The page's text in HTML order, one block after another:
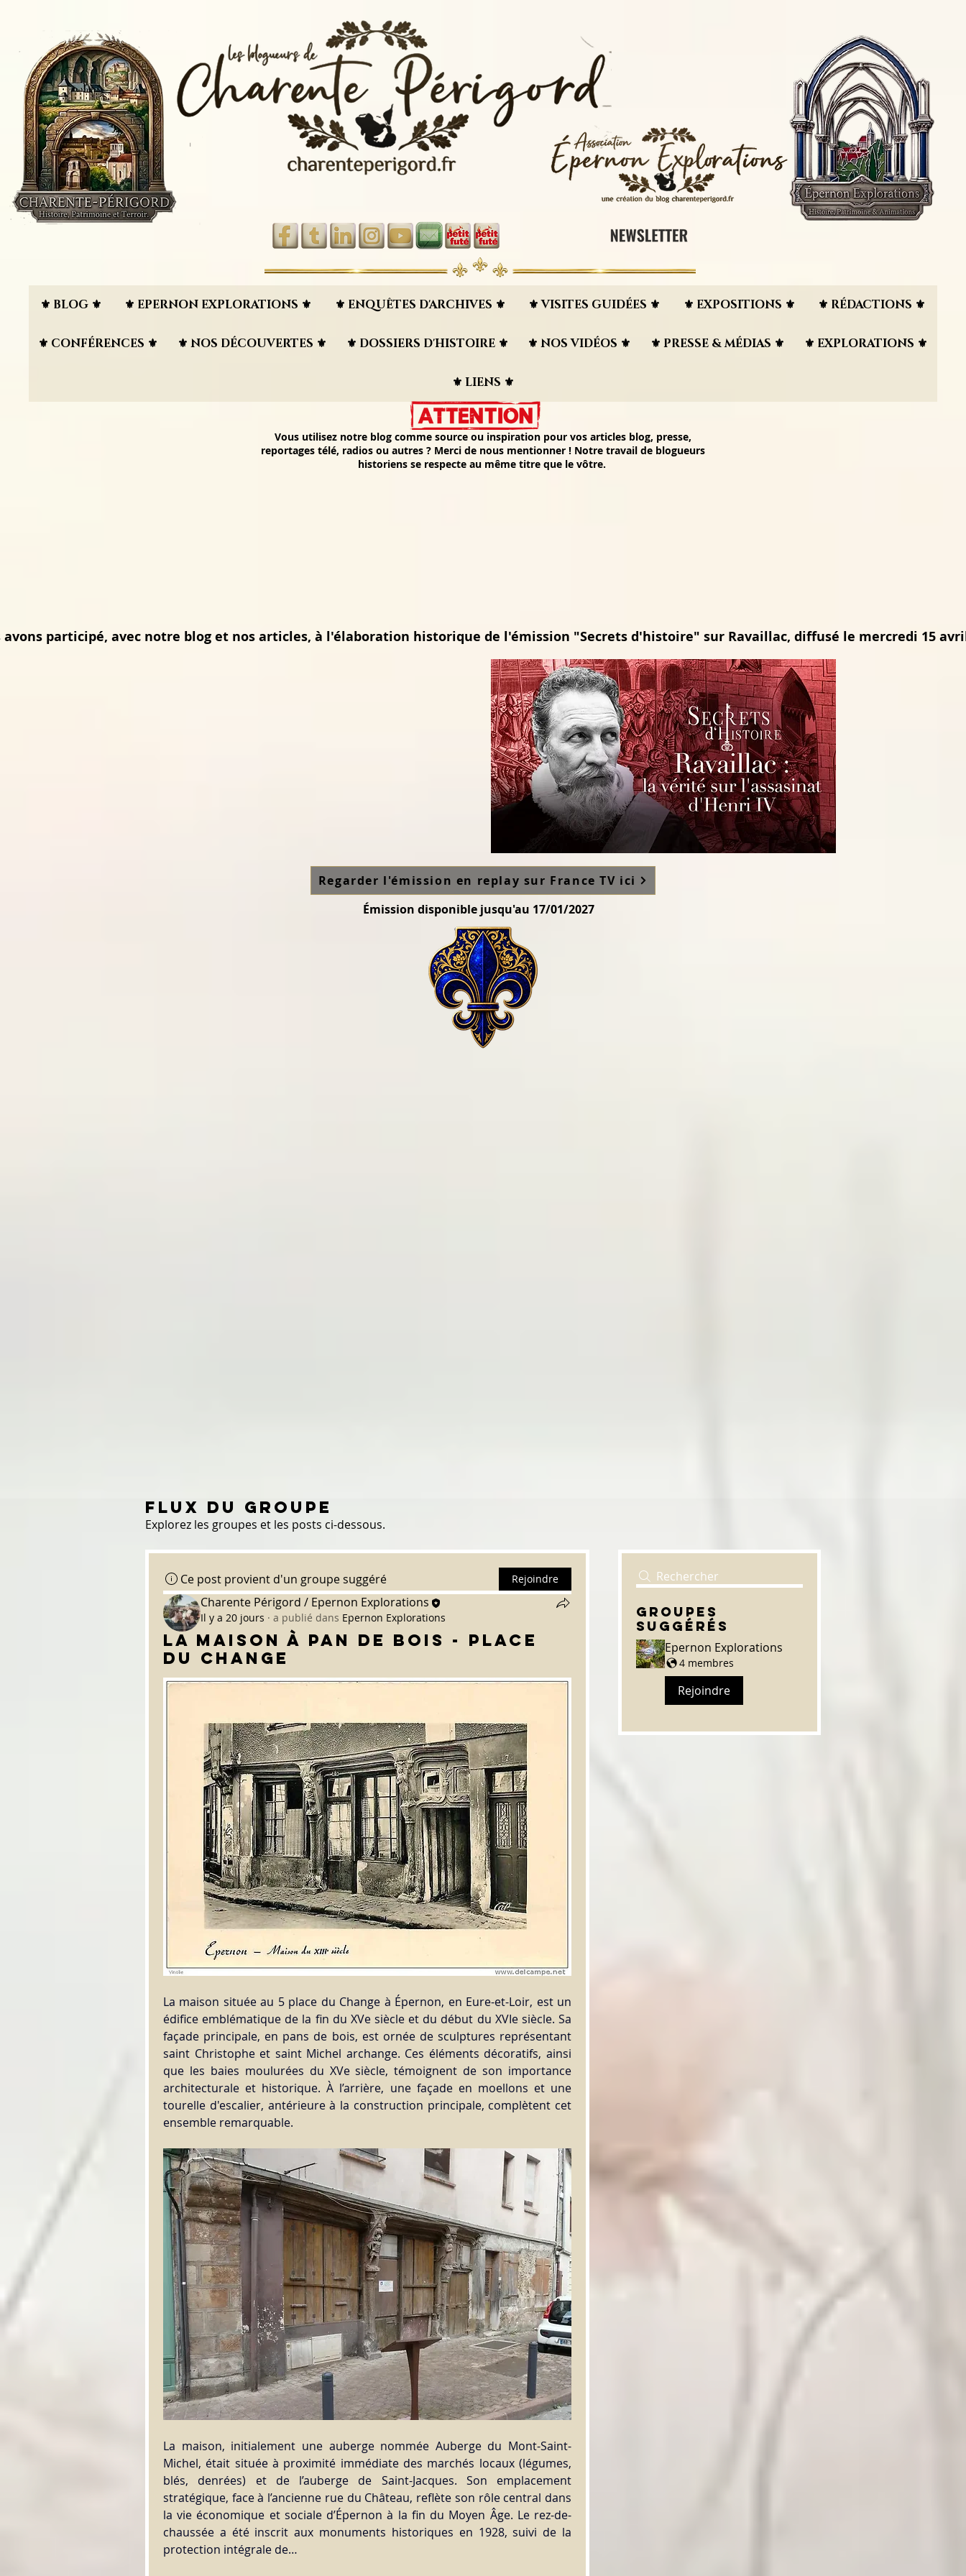
⚜︎ BLOG ⚜︎ ⚜︎ EPERNON EXPLORATIONS ⚜︎ ⚜︎ ENQUÊTES D'ARCHIVES ⚜︎ ⚜︎ VISITES GUIDÉES ⚜︎ ⚜︎ EXPOSITIONS ⚜︎ ⚜︎ RÉDACTIONS ⚜︎
⚜︎ CONFÉRENCES ⚜︎ ⚜︎ NOS DÉCOUVERTES ⚜︎ ⚜︎ DOSSIERS D'HISTOIRE ⚜︎ ⚜︎ NOS VIDÉOS ⚜︎ ⚜︎ PRESSE & MÉDIAS ⚜︎ ⚜︎ EXPLORATIONS ⚜︎
⚜︎ LIENS ⚜︎
Vous utilisez notre blog comme source ou inspiration pour vos articles blog, presse,
reportages télé, radios ou autres ? Merci de nous mentionner ! Notre travail de blogueurs
historiens se respecte au même titre que le vôtre.
avons participé, avec notre blog et nos articles, à l'élaboration historique de l'émission "Secrets d'histoire" sur Ravaillac, diffusé le mercredi 15
Regarder l'émission en replay sur France TV ici
Émission disponible jusqu'au 17/01/2027
Flux du groupe
Explorez les groupes et les posts ci-dessous.
Rechercher
Groupes
suggérés
Epernon Explorations
4 membres
Rejoindre
Ce post provient d'un groupe suggéré Rejoindre
Charente Périgord / Epernon Explorations
Il y a 20 jours · a publié dans Epernon Explorations
La maison à pan de bois - place
du change
La maison située au 5 place du Change à Épernon, en Eure-et-Loir, est un
édifice emblématique de la fin du XVe siècle et du début du XVIe siècle. Sa
façade principale, en pans de bois, est ornée de sculptures représentant
saint Christophe et saint Michel archange. Ces éléments décoratifs, ainsi
que les baies moulurées du XVe siècle, témoignent de son importance
architecturale et historique. À l’arrière, une façade en moellons et une
tourelle d'escalier, antérieure à la construction principale, complètent cet
ensemble remarquable.
La maison, initialement une auberge nommée Auberge du Mont-Saint-
Michel, était située à proximité immédiate des marchés locaux (légumes,
blés, denrées) et de l’auberge de Saint-Jacques. Son emplacement
stratégique, face à l’ancienne rue du Château, reflète son rôle central dans
la vie économique et sociale d’Épernon à la fin du Moyen Âge. Le rez-de-
chaussée a été inscrit aux monuments historiques en 1928, suivi de la
protection intégrale de…